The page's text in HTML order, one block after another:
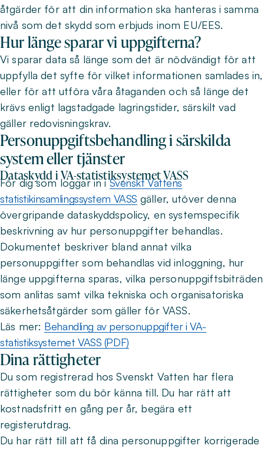
åtgärder för att din information ska hanteras i samma
nivå som det skydd som erbjuds inom EU/EES.
Hur länge sparar vi uppgifterna?
Vi sparar data så länge som det är nödvändigt för att
uppfylla det syfte för vilket informationen samlades in,
eller för att utföra våra åtaganden och så länge det
krävs enligt lagstadgade lagringstider, särskilt vad
gäller redovisningskrav.
Personuppgiftsbehandling i särskilda
system eller tjänster
Dataskydd i VA-statistiksystemet VASS
För dig som loggar in iSvenskt Vattens
statistikinsamlingssystem VASS gäller, utöver denna
övergripande dataskyddspolicy, en systemspecifik
beskrivning av hur personuppgifter behandlas.
Dokumentet beskriver bland annat vilka
personuppgifter som behandlas vid inloggning, hur
länge uppgifterna sparas, vilka personuppgiftsbiträden
som anlitas samt vilka tekniska och organisatoriska
säkerhetsåtgärder som gäller för VASS.
Läs mer: Behandling av personuppgifter i VA-
statistiksystemet VASS (PDF)
Dina rättigheter
Du som registrerad hos Svenskt Vatten har flera
rättigheter som du bör känna till. Du har rätt att
kostnadsfritt en gång per år, begära ett
registerutdrag.
Du har rätt till att få dina personuppgifter korrigerade